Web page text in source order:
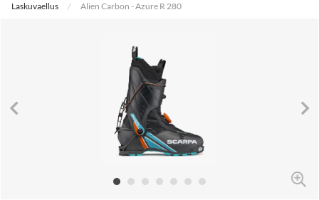
Laskuvaellus
Alien Carbon - Azure R 280